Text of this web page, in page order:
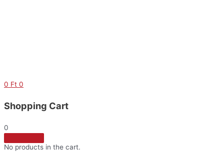
0 Ft 0
Shopping Cart
0
No products in the cart.